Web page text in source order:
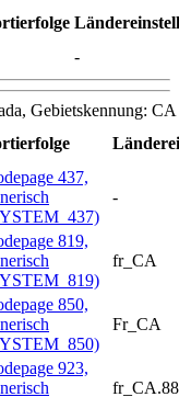
-
Gebietskennung: CA
437,
-
819,
fr_CA
850,
Fr_CA
923,